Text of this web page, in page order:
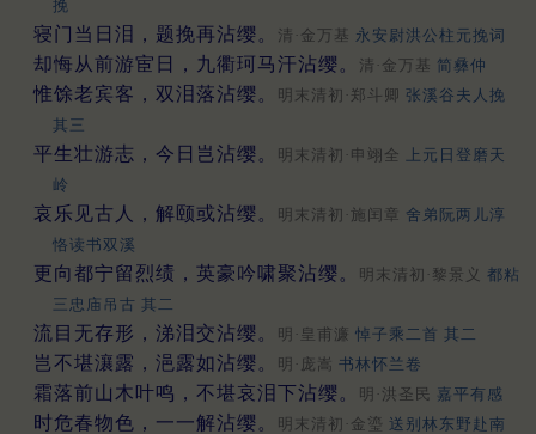
挽
寝门当日泪，题挽再沾缨。 清·金万基 永安尉洪公柱元挽词
却悔从前游宦日，九衢珂马汗沾缨。 清·金万基 简彝仲
惟馀老宾客，双泪落沾缨。 明末清初·郑斗卿 张溪谷夫人挽
其三
平生壮游志，今日岂沾缨。 明末清初·申翊全
上元日登磨天
岭
哀乐见古人，解颐或沾缨。 明末清初·施闰章 舍弟阮两儿淳
恪读书双溪
更向都宁留烈绩，英豪吟啸聚沾缨。 明末清初·黎景义 都粘
三忠庙吊古 其二
流目无存形，涕泪交沾缨。 明·皇甫濂 悼子乘二首 其二
岂不堪瀼露，浥露如沾缨。 明·庞嵩 书林怀兰卷
霜落前山木叶鸣，不堪哀泪下沾缨。 明·洪圣民 嘉平有感
时危春物色，一一解沾缨。 明末清初·金瑬 送别林东野赴南